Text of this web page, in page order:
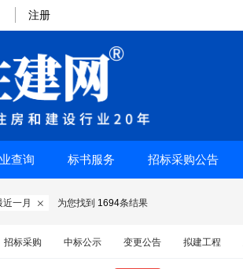
注册
查询 标书服务 招标采购公告
一月  为您找到 1694条结果
招标采购 中标公示 变更公告 拟建工程